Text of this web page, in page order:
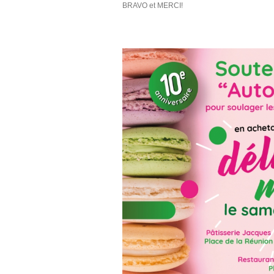
BRAVO et MERCI!